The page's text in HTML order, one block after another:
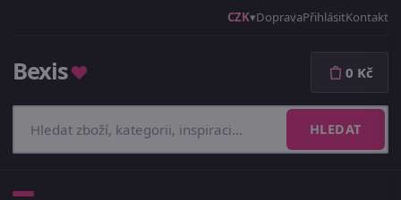
CZK DopravaPřihlásitKontakt
Bexis♥
HLEDAT
0 Kč